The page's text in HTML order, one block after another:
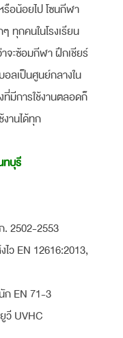
รือน้อยไป โซนกีฬา
ทุกคนในโรงเรียน
จะซ้อมกีฬา ฝึกเชียร์
ลเป็นศูนย์กลางใน
มีการใช้งานตลอดก็
านได้ทุก
ทบุรี
2502-2553
ว EN 12616:2013,
ก EN 71-3
วี UVHC